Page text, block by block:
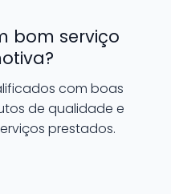
bom serviço
com boas
de qualidade e
prestados.